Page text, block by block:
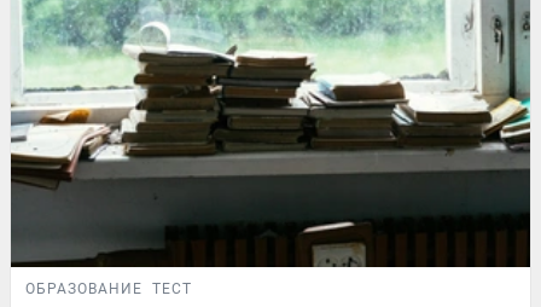
ОБРАЗОВАНИЕ ТЕСТ